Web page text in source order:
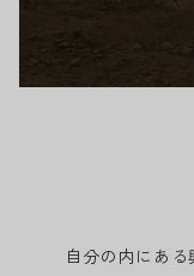
自分の内にあ